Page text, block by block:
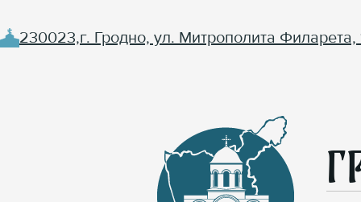
230023,г. Гродно, ул. Митрополита Филарета,